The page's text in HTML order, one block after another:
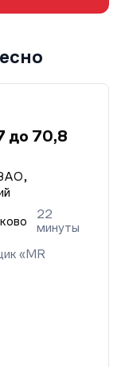
до 70,8
22
минуты
«MR